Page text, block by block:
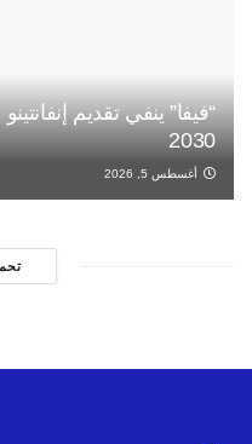
“فيفا” ينفي تقديم
2030
أغسطس 5, 2026